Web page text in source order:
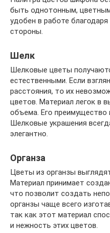
быть однотонным,
удобен в работе
стороны.
Шелк
Шелковые цветы
естественными. Если
расстояния, то их
цветов. Материал легок в
объема. Его преимущество
Шелковые украшения
элегантно.
Органза
Цветы из органзы
Материал принимает
что позволит создать
органзы чаще всего
так как этот материал
и нежность этих цветов.